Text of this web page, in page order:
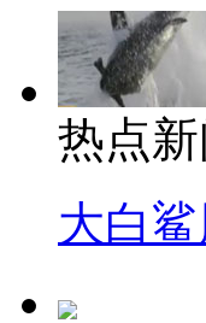
热点新
大白